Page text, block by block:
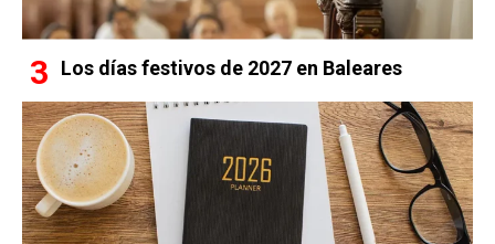
Los días festivos de 2027 en Baleares